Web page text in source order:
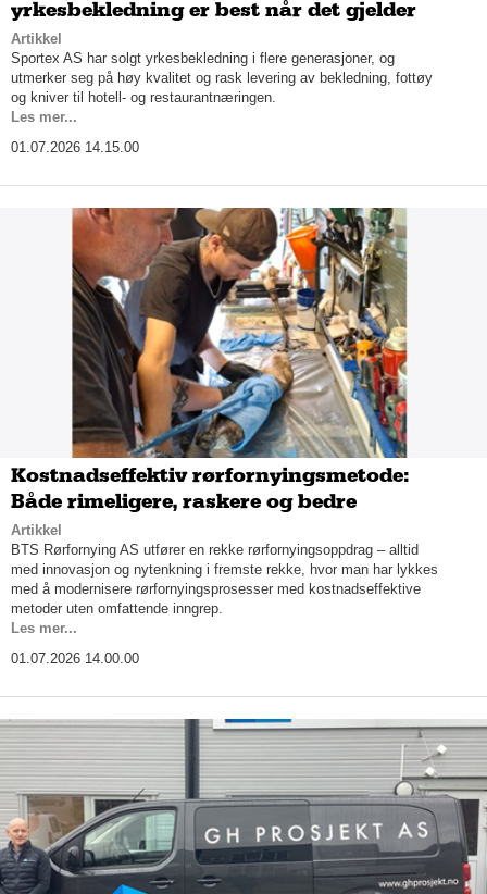
yrkesbekledning er best når det gjelder
Artikkel
Sportex AS har solgt yrkesbekledning i flere generasjoner, og
utmerker seg på høy kvalitet og rask levering av bekledning, fottøy
og kniver til hotell- og restaurantnæringen.
Les mer...
01.07.2026 14.15.00
Kostnadseffektiv rørfornyingsmetode:
Både rimeligere, raskere og bedre
Artikkel
BTS Rørfornying AS utfører en rekke rørfornyingsoppdrag – alltid
med innovasjon og nytenkning i fremste rekke, hvor man har lykkes
med å modernisere rørfornyingsprosesser med kostnadseffektive
metoder uten omfattende inngrep.
Les mer...
01.07.2026 14.00.00